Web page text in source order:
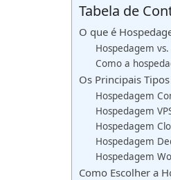
Tabela de
O que é
Hospedagem
Como a
Os Principais
Hospedagem
Hospedagem
Hospedagem
Hospedagem
Hospedagem
Como Escolher a